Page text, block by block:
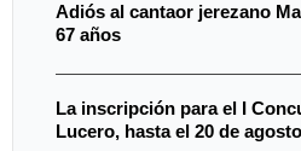
Adiós al cantaor jerezano
67 años
La inscripción para el I
Lucero, hasta el 20 de agosto